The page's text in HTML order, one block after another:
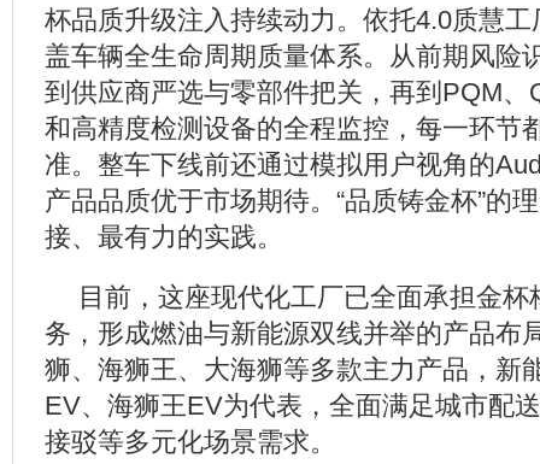
杯品质升级注入持续动力。依托4.0质慧
盖车辆全生命周期质量体系。从前期风险
到供应商严选与零部件把关，再到PQM、
和高精度检测设备的全程监控，每一环节
准。整车下线前还通过模拟用户视角的
产品品质优于市场期待。“品质铸金杯”的
接、最有力的实践。
目前，这座现代化工厂已全面承担金
务，形成燃油与新能源双线并举的产品布
狮、海狮王、大海狮等多款主力产品，新
EV、海狮王EV为代表，全面满足城市配
接驳等多元化场景需求。